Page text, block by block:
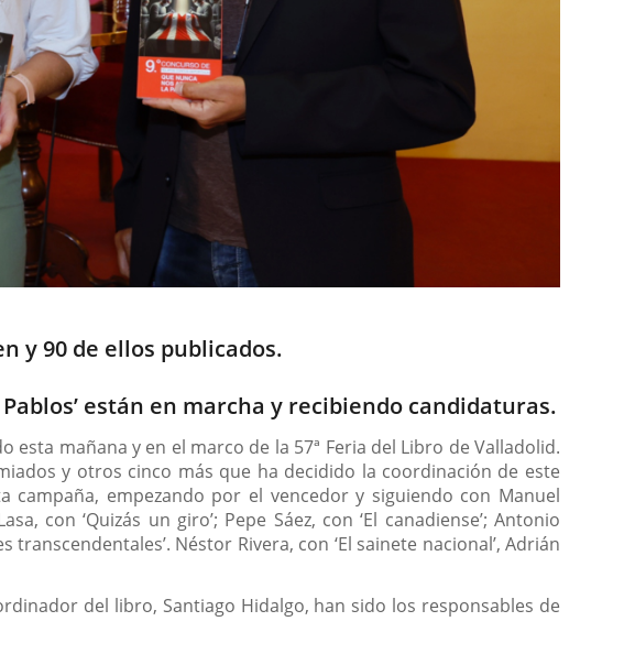
y 90 de ellos publicados.
están en marcha y recibiendo candidaturas.
mañana y en el marco de la 57ª Feria del Libro de Valladolid.
y otros cinco más que ha decidido la coordinación de este
empezando por el vencedor y siguiendo con Manuel
con ‘Quizás un giro’; Pepe Sáez, con ‘El canadiense’; Antonio
Néstor Rivera, con ‘El sainete nacional’, Adrián
del libro, Santiago Hidalgo, han sido los responsables de